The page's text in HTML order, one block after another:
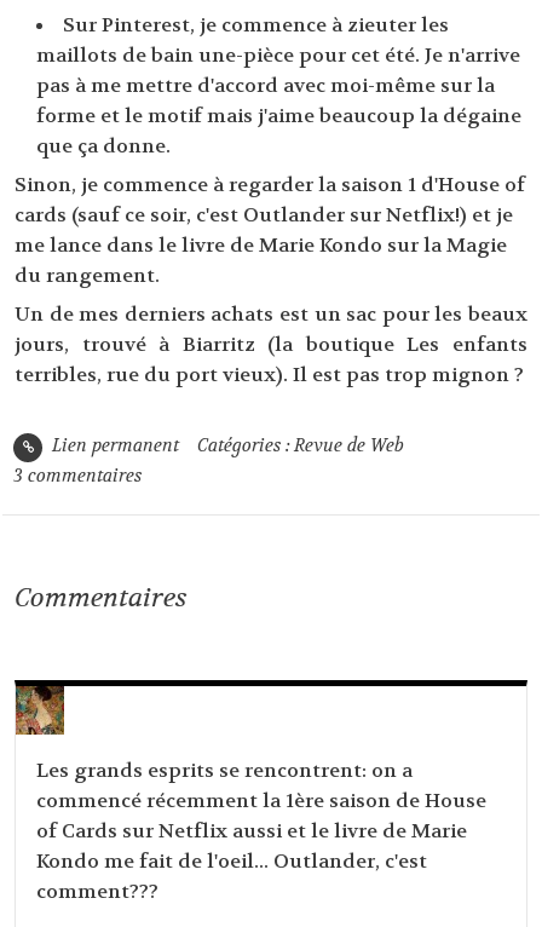
Sur Pinterest, je commence à zieuter les
maillots de bain une-pièce pour cet été. Je n'arrive
pas à me mettre d'accord avec moi-même sur la
forme et le motif mais j'aime beaucoup la dégaine
que ça donne.
Sinon, je commence à regarder la saison 1 d'House of
cards (sauf ce soir, c'est Outlander sur Netflix!) et je
me lance dans le livre de Marie Kondo sur la Magie
du rangement.
Un de mes derniers achats est un sac pour les beaux
jours, trouvé à Biarritz (la boutique Les enfants
terribles, rue du port vieux). Il est pas trop mignon ?
Lien permanent Catégories :Revue de Web
3 commentaires
Commentaires
Les grands esprits se rencontrent: on a
commencé récemment la 1ère saison de House
of Cards sur Netflix aussi et le livre de Marie
Kondo me fait de l'oeil... Outlander, c'est
comment???